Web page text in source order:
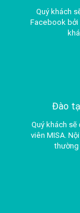
Quý khách
Facebook bởi
Đào
Quý khách
viên MISA.
thường